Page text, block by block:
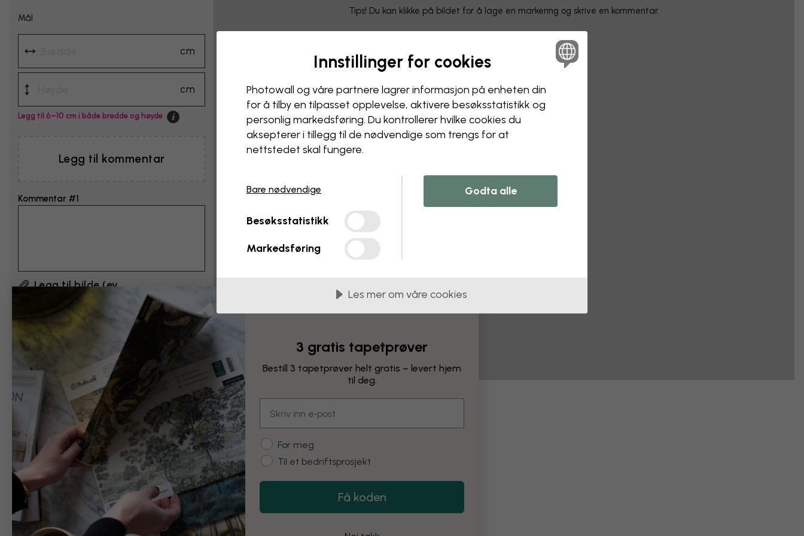
Mål
cm
cm
Legg til 6–10 cm i både bredde og høyde
Legg til kommentar
Kommentar #1
Legg til bilde (ev.
skisse/eksempel)
Ved å klikke på ”Send”, godtar jeg
og bekrefter at jeg har lest dem.
Tips! Du kan klikke på bildet for å lage en markering og skrive en kommentar.
Eksempel på endringer
Svart-hvitt
Vintage
Innstillinger for cookies
Photowall og våre partnere lagrer informasjon på enheten din
for å tilby en tilpasset opplevelse, aktivere besøks­statistikk og
personlig markedsføring. Du kontrollerer hvilke cookies du
aksepterer i tillegg til de nødvendige som trengs for at
nettstedet skal fungere.
Bare nødvendige
Besøksstatistikk
Markedsføring
Godta alle
Les mer om våre cookies
3 gratis tapetprøver
Bestill 3 tapetprøver helt gratis – levert hjem
til deg.
Customer type
For meg
Til et bedriftsprosjekt
Få koden